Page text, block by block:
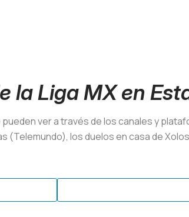
la Liga MX en
ver a través de los canales y
(Telemundo), los duelos en casa de